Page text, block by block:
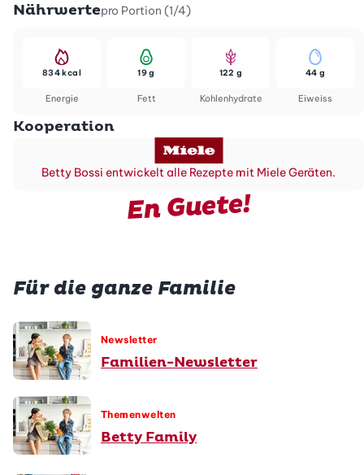
Nährwertepro Portion (1/4)
Energie
834 kcal
Fett
19 g
Kohlenhydrate
122 g
Eiweiss
44 g
Kooperation
Betty Bossi entwickelt alle Rezepte mit Miele Geräten.
En Guete!
Für die ganze Familie
Newsletter
Familien-Newsletter
Themenwelten
Betty Family